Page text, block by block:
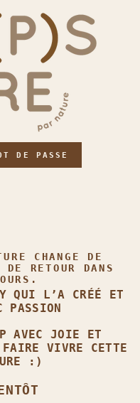
DE PASSE
CHANGE DE
RETOUR DANS
QUI L’A CRÉÉ ET
PASSION
AVEC JOIE ET
VIVRE CETTE
:)